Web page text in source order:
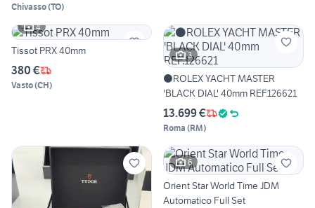
Chivasso(TO)
4
Tissot PRX 40mm
380 €
Vasto(CH)
3
⚫️ROLEX YACHT MASTER
'BLACK DIAL' 40mm REF.126621
13.699 €
Roma (RM)
6
Orient Star World Time JDM
Automatico Full Set